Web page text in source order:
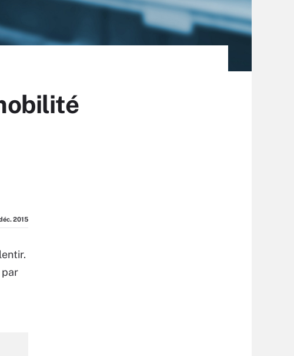
2015
par